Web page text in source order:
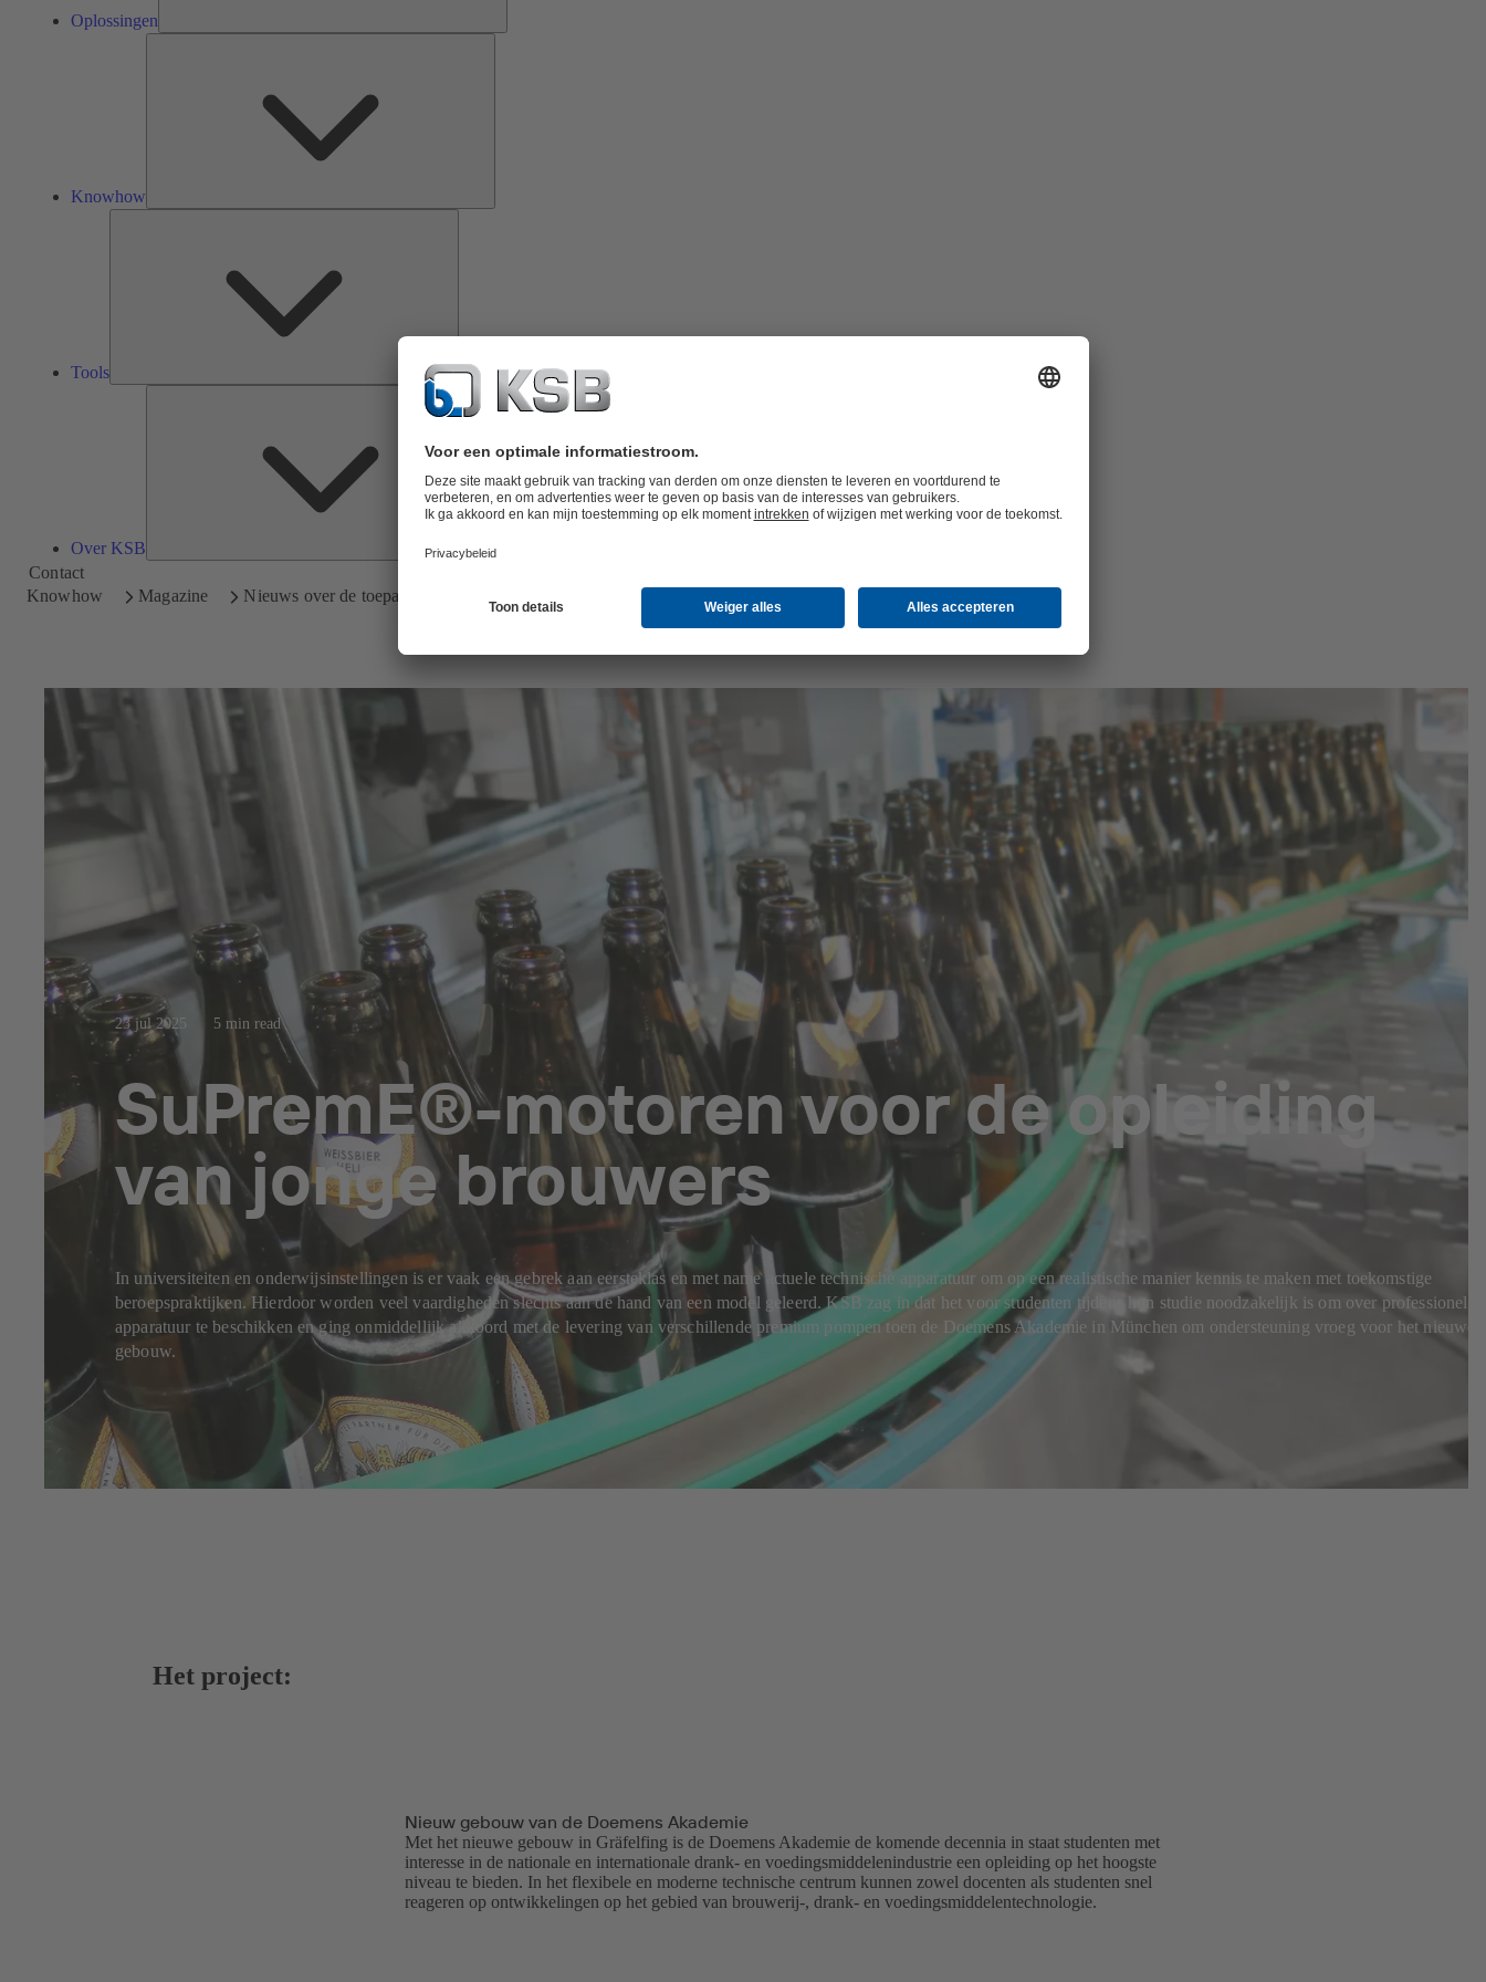
Oplossingen
Knowhow
Tools
Over KSB
Over
KSB
Contact
Knowhow
Magazine Nieuws over de toepassingen
23 jul 2025 5 min read
SuPremE®-motoren voor de opleiding
van jonge brouwers
In universiteiten en onderwijsinstellingen is er vaak een gebrek aan eersteklas en met name actuele technische apparatuur om op een realistische manier kennis te maken met toekomstige
beroepspraktijken. Hierdoor worden veel vaardigheden slechts aan de hand van een model geleerd. KSB zag in dat het voor studenten tijdens hun studie noodzakelijk is om over professionele
apparatuur te beschikken en ging onmiddellijk akkoord met de levering van verschillende premium pompen toen de Doemens Akademie in München om ondersteuning vroeg voor het nieuwe
gebouw.
Het project:
Nieuw gebouw van de Doemens Akademie
Met het nieuwe gebouw in Gräfelfing is de Doemens Akademie de komende decennia in staat studenten met
interesse in de nationale en internationale drank- en voedingsmiddelenindustrie een opleiding op het hoogste
niveau te bieden. In het flexibele en moderne technische centrum kunnen zowel docenten als studenten snel
reageren op ontwikkelingen op het gebied van brouwerij-, drank- en voedingsmiddelentechnologie.